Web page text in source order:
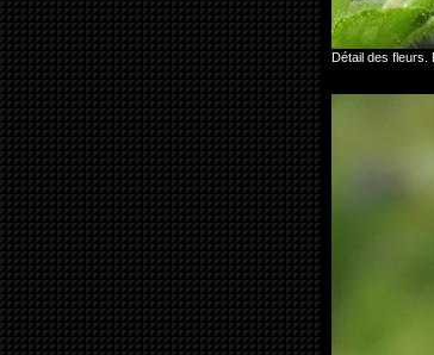
Détail des fleurs.